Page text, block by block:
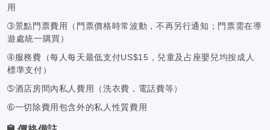
用
➂景點門票費用（門票價格時常波動，不再另行通知；門票需在導
遊處統一購買）
➃服務費（每人每天最低支付US$15，兒童及占座嬰兒均按成人
標準支付）
➄酒店房間內私人費用（洗衣費，電話費等）
➅一切除費用包含外的私人性質費用